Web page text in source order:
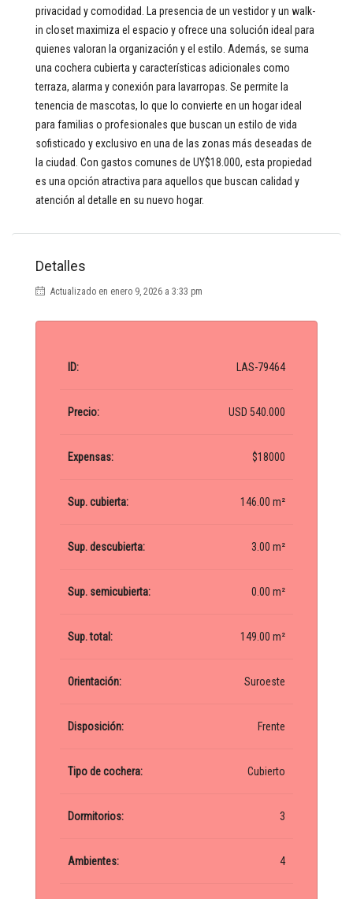
privacidad y comodidad. La presencia de un vestidor y un walk-
in closet maximiza el espacio y ofrece una solución ideal para
quienes valoran la organización y el estilo. Además, se suma
una cochera cubierta y características adicionales como
terraza, alarma y conexión para lavarropas. Se permite la
tenencia de mascotas, lo que lo convierte en un hogar ideal
para familias o profesionales que buscan un estilo de vida
sofisticado y exclusivo en una de las zonas más deseadas de
la ciudad. Con gastos comunes de UY$18.000, esta propiedad
es una opción atractiva para aquellos que buscan calidad y
atención al detalle en su nuevo hogar.
Detalles
Actualizado en enero 9, 2026 a 3:33 pm
ID: LAS-79464
Precio: USD 540.000
Expensas: $18000
Sup. cubierta: 146.00 m²
Sup. descubierta: 3.00 m²
Sup. semicubierta: 0.00 m²
Sup. total: 149.00 m²
Orientación: Suroeste
Disposición: Frente
Tipo de cochera: Cubierto
Dormitorios: 3
Ambientes: 4